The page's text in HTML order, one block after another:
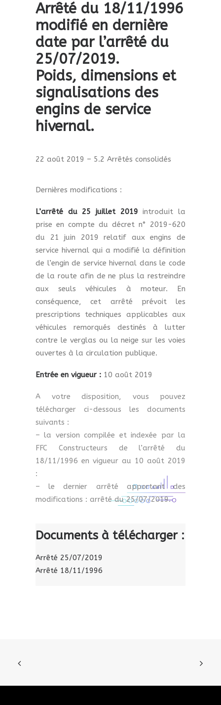
Arrêté du 18/11/1996
modifié en dernière
date par l’arrêté du
25/07/2019.
Poids, dimensions et
signalisations des
engins de service
hivernal.
22 août 2019 – 5.2 Arrêtés consolidés
Dernières modifications :
L’arrêté du 25 juillet 2019 introduit la
prise en compte du décret n° 2019-620
du 21 juin 2019 relatif aux engins de
service hivernal qui a modifié la définition
de l’engin de service hivernal dans le code
de la route afin de ne plus la restreindre
aux seuls véhicules à moteur. En
conséquence, cet arrêté prévoit les
prescriptions techniques applicables aux
véhicules remorqués destinés à lutter
contre le verglas ou la neige sur les voies
ouvertes à la circulation publique.
Entrée en vigueur : 10 août 2019
A votre disposition, vous pouvez
télécharger ci-dessous les documents
suivants :
– la version compilée et indexée par la
FFC Constructeurs de l’arrêté du
18/11/1996 en vigueur au 10 août 2019
:
– le dernier arrêté apportant des
modifications : arrêté du 25/07/2019.
Documents à télécharger :
Arrêté 25/07/2019
Arrêté 18/11/1996